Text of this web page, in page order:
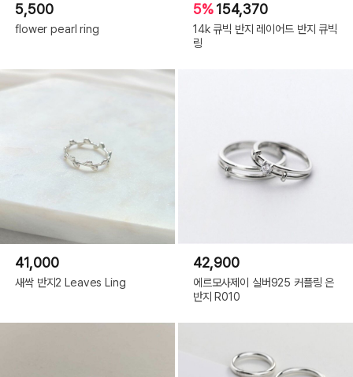
5,500
flower pearl ring
5%154,370
14k 큐빅 반지 레이어드 반지 큐빅
링
41,000
새싹 반지2 Leaves Ling
42,900
에르모사제이 실버925 커플링 은
반지 R010